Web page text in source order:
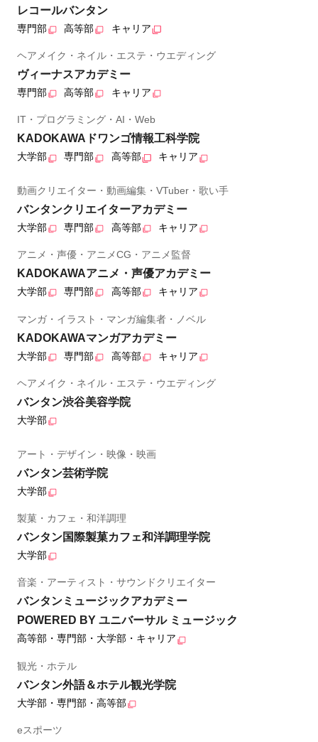
レコールバンタン
専門部 高等部 キャリア
ヘアメイク・ネイル・エステ・ウエディング
ヴィーナスアカデミー
専門部 高等部 キャリア
IT・プログラミング・AI・Web
KADOKAWAドワンゴ情報工科学院
大学部 専門部 高等部 キャリア
動画クリエイター・動画編集・VTuber・歌い手
バンタンクリエイターアカデミー
大学部 専門部 高等部 キャリア
アニメ・声優・アニメCG・アニメ監督
KADOKAWAアニメ・声優アカデミー
大学部 専門部 高等部 キャリア
マンガ・イラスト・マンガ編集者・ノベル
KADOKAWAマンガアカデミー
大学部 専門部 高等部 キャリア
ヘアメイク・ネイル・エステ・ウエディング
バンタン渋谷美容学院
大学部
アート・デザイン・映像・映画
バンタン芸術学院
大学部
製菓・カフェ・和洋調理
バンタン国際製菓カフェ和洋調理学院
大学部
音楽・アーティスト・サウンドクリエイター
バンタンミュージックアカデミー
POWERED BY ユニバーサル ミュージック
高等部・専門部・大学部・キャリア
観光・ホテル
バンタン外語＆ホテル観光学院
大学部・専門部・高等部
eスポーツ